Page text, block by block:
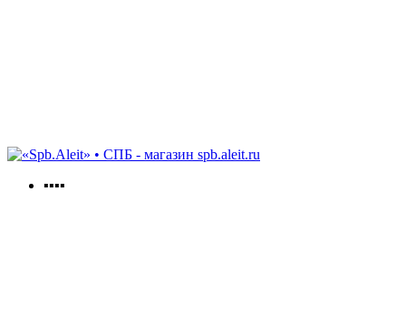
spb.aleit.ru
▪▪▪▪